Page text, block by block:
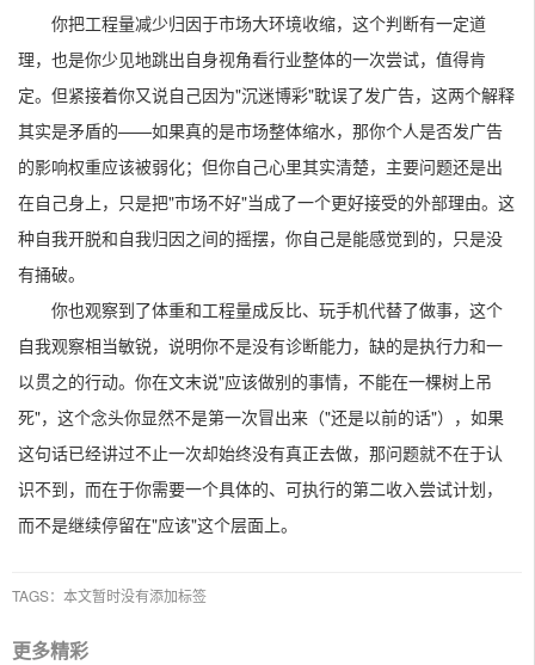
你把工程量减少归因于市场大环境收缩，这个判断有一定道
理，也是你少见地跳出自身视角看行业整体的一次尝试，值得肯
定。但紧接着你又说自己因为"沉迷博彩"耽误了发广告，这两个解释
其实是矛盾的——如果真的是市场整体缩水，那你个人是否发广告
的影响权重应该被弱化；但你自己心里其实清楚，主要问题还是出
在自己身上，只是把"市场不好"当成了一个更好接受的外部理由。这
种自我开脱和自我归因之间的摇摆，你自己是能感觉到的，只是没
有捅破。
你也观察到了体重和工程量成反比、玩手机代替了做事，这个
自我观察相当敏锐，说明你不是没有诊断能力，缺的是执行力和一
以贯之的行动。你在文末说"应该做别的事情，不能在一棵树上吊
死"，这个念头你显然不是第一次冒出来（"还是以前的话"），如果
这句话已经讲过不止一次却始终没有真正去做，那问题就不在于认
识不到，而在于你需要一个具体的、可执行的第二收入尝试计划，
而不是继续停留在"应该"这个层面上。
TAGS：本文暂时没有添加标签
更多精彩